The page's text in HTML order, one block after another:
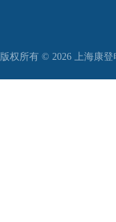
版权所有 © 2026 上海康登